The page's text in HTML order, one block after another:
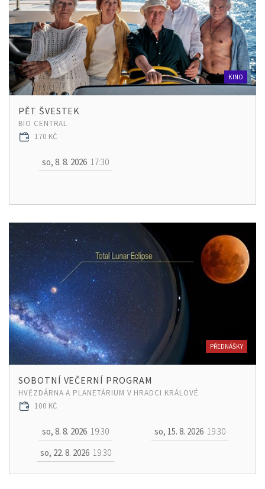
KINO
PĚT ŠVESTEK
BIO CENTRAL
170 KČ
so, 8. 8. 2026 17:30
PŘEDNÁŠKY
SOBOTNÍ VEČERNÍ PROGRAM
HVĚZDÁRNA A PLANETÁRIUM V HRADCI KRÁLOVÉ
100 KČ
so, 8. 8. 2026 19:30 so, 15. 8. 2026 19:30
so, 22. 8. 2026 19:30